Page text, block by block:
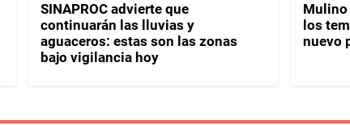
SINAPROC advierte que
continuarán las lluvias y
aguaceros: estas son las zonas
bajo vigilancia hoy
Mulino
los
nuevo